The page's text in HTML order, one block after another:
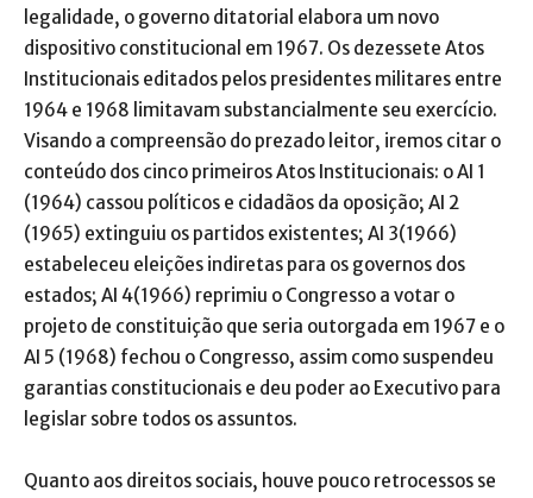
legalidade, o governo ditatorial elabora um novo
dispositivo constitucional em 1967. Os dezessete Atos
Institucionais editados pelos presidentes militares entre
1964 e 1968 limitavam substancialmente seu exercício.
Visando a compreensão do prezado leitor, iremos citar o
conteúdo dos cinco primeiros Atos Institucionais: o AI 1
(1964) cassou políticos e cidadãos da oposição; AI 2
(1965) extinguiu os partidos existentes; AI 3(1966)
estabeleceu eleições indiretas para os governos dos
estados; AI 4(1966) reprimiu o Congresso a votar o
projeto de constituição que seria outorgada em 1967 e o
AI 5 (1968) fechou o Congresso, assim como suspendeu
garantias constitucionais e deu poder ao Executivo para
legislar sobre todos os assuntos.
Quanto aos direitos sociais, houve pouco retrocessos se